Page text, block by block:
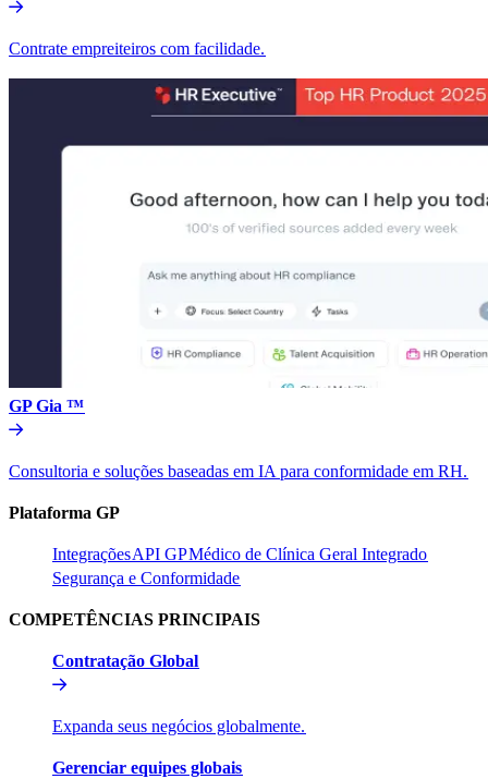
Contrate empreiteiros com facilidade.​​
GP Gia ™​​
Consultoria e soluções baseadas em IA para conformidade em RH.​​
Plataforma GP​​
Integrações​​API GP​​Médico de Clínica Geral Integrado​​
Segurança e Conformidade​​
COMPETÊNCIAS PRINCIPAIS​​
Contratação Global​​
Expanda seus negócios globalmente.​​
Gerenciar equipes globais​​